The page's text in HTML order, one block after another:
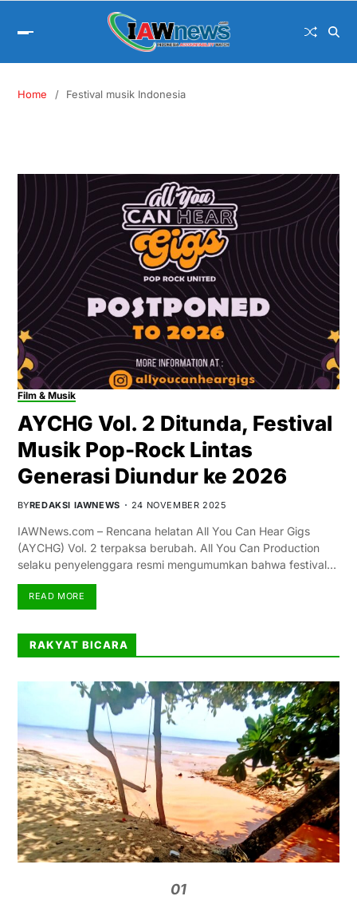
Home Festival musik Indonesia
Film & Musik
AYCHG Vol. 2 Ditunda, Festival
Musik Pop-Rock Lintas
Generasi Diundur ke 2026
BYREDAKSI IAWNEWS 24 NOVEMBER 2025
IAWNews.com – Rencana helatan All You Can Hear Gigs
(AYCHG) Vol. 2 terpaksa berubah. All You Can Production
selaku penyelenggara resmi mengumumkan bahwa festival…
READ MORE
RAKYAT BICARA
01